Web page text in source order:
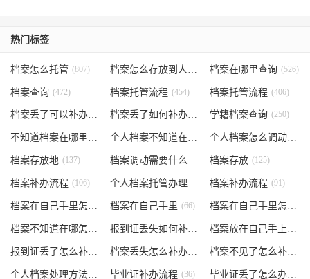
热门标签
档案怎么托管 (807) (535)
档案在哪里查询 (526)
档案查询 (472) 档案托管流程 (454) 档案托管流程 (406)
档案丢了可以补办吗 (371) 档案丢了如何补办 学籍档案查询 (250)
不知道档案在哪里 个人档案不知道在哪儿 (191) 个人档案怎么调动
档案存放地 (137) 档案调动需要什么手续 (130)
档案存放 (125)
档案补办流程 (106) 个人档案托管办理流程 (102)
档案补办流程 (91)
档案在自己手里怎么办 (85)
档案在自己手里 (66) 档案在自己手里怎么处理
档案不知道在哪怎么办 (62) 报到证丢失如何补办 (54) 档案放在自己手上
报到证丢了怎么补办 (52) 档案丢失怎么补办 档案不见了怎么补办
个人档案处理方法 毕业证补办流程 (36) 毕业证丢了怎么办